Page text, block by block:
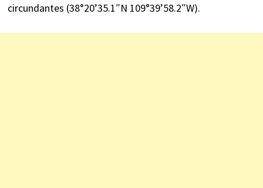
circundantes (38°20’35.1″N 109°39’58.2″W).